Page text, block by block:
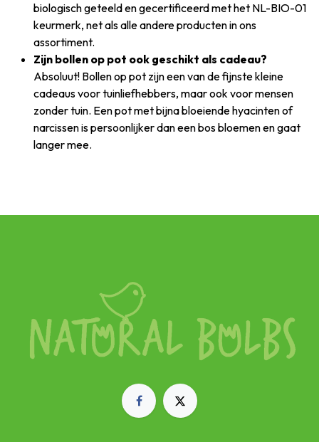
biologisch geteeld en gecertificeerd met het NL-BIO-01
keurmerk, net als alle andere producten in ons
assortiment.
Zijn bollen op pot ook geschikt als cadeau?
Absoluut! Bollen op pot zijn een van de fijnste kleine
cadeaus voor tuinliefhebbers, maar ook voor mensen
zonder tuin. Een pot met bijna bloeiende hyacinten of
narcissen is persoonlijker dan een bos bloemen en gaat
langer mee.